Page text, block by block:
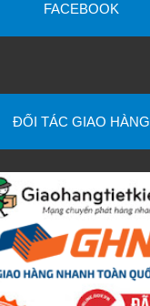
FACEBOOK
ĐỐI TÁC GIAO HÀNG